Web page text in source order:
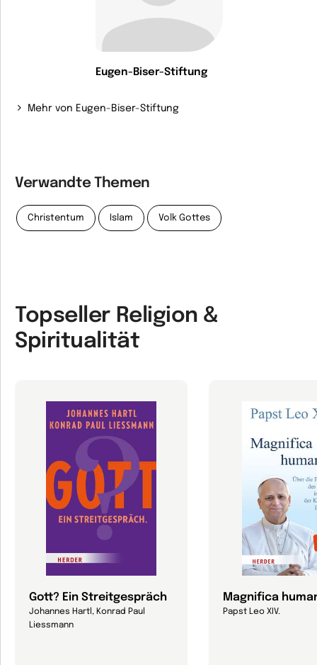
Eugen-Biser-Stiftung
Mehr von Eugen-Biser-Stiftung
Verwandte Themen
Christentum Islam Volk Gottes
Topseller Religion &
Spiritualität
Gott? Ein Streitgespräch
Johannes Hartl, Konrad Paul
Liessmann
Magnifica
Papst Leo XIV.